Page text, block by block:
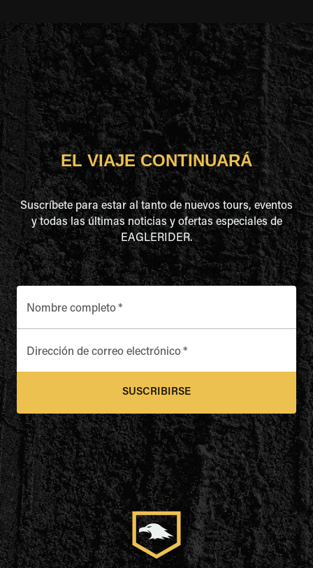
EL VIAJE CONTINUARÁ
Suscríbete para estar al tanto de nuevos tours, eventos
y todas las últimas noticias y ofertas especiales de
EAGLERIDER.
Nombre completo*
Dirección de correo electrónico*
SUSCRIBIRSE